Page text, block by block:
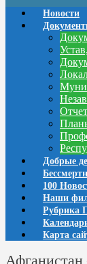
Новости
Добрые
100
Наши
Рубрика
Карта